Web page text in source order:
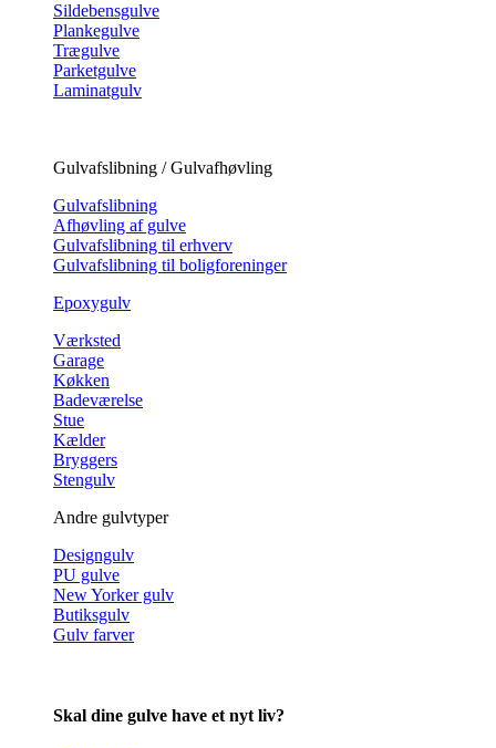
Sildebensgulve
Plankegulve
Trægulve
Parketgulve
Laminatgulv
Gulvafslibning / Gulvafhøvling
Gulvafslibning
Afhøvling af gulve
Gulvafslibning til erhverv
Gulvafslibning til boligforeninger
Epoxygulv
Værksted
Garage
Køkken
Badeværelse
Stue
Kælder
Bryggers
Stengulv
Andre gulvtyper
Designgulv
PU gulve
New Yorker gulv
Butiksgulv
Gulv farver
Skal dine gulve have et nyt liv?